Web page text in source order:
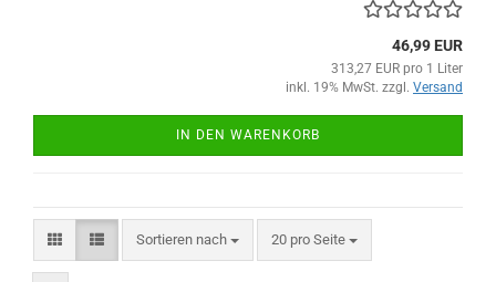
46,99 EUR
313,27 EUR pro 1 Liter
inkl. 19% MwSt. zzgl. Versand
IN DEN WARENKORB
Sortieren nach
Sortieren nach 20 pro Seite
pro Seite